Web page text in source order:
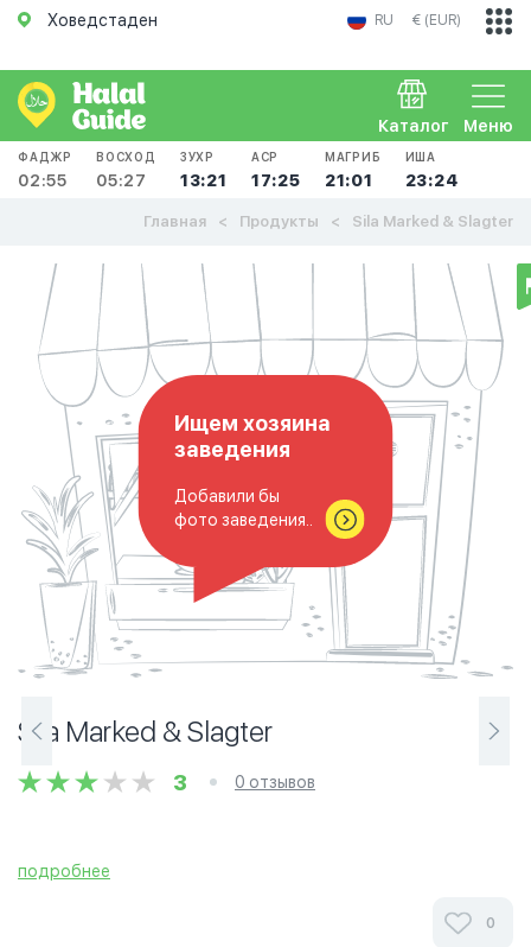
Ховедстаден RU € (EUR)
Меню
Каталог
ФАДЖР
02:55
ВОСХОД
05:27
ЗУХР
13:21
АСР
17:25
МАГРИБ
21:01
ИША
23:24
Главная Продукты Sila Marked & Slagter
Ищем хозяина
заведения
Добавили бы
фото заведения..
Sila Marked & Slagter
3 0 отзывов
подробнее
0